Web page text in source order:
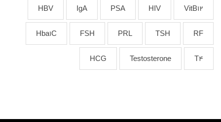
VitB12
HIV
PSA
IgA
HBV
RF
TSH
PRL
FSH
Hba1C
T4
Testosterone
HCG